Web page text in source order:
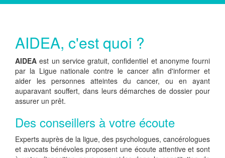
AIDEA, c'est quoi ?
AIDEA est un service gratuit, confidentiel et anonyme fourni
par la Ligue nationale contre le cancer afin d'informer et
aider les personnes atteintes du cancer, ou en ayant
auparavant souffert, dans leurs démarches de dossier pour
assurer un prêt.
Des conseillers à votre écoute
Experts auprès de la ligue, des psychologues, cancérologues
et avocats bénévoles proposent une écoute attentive et sont